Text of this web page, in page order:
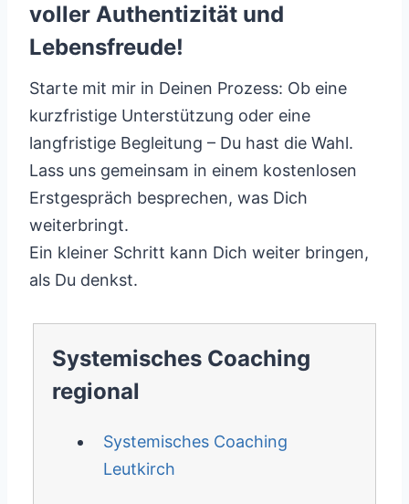
voller Authentizität und
Lebensfreude!
Starte mit mir in Deinen Prozess: Ob eine
kurzfristige Unterstützung oder eine
langfristige Begleitung – Du hast die Wahl.
Lass uns gemeinsam in einem kostenlosen
Erstgespräch besprechen, was Dich
weiterbringt.
Ein kleiner Schritt kann Dich weiter bringen,
als Du denkst.
Systemisches Coaching
regional
Systemisches Coaching
Leutkirch